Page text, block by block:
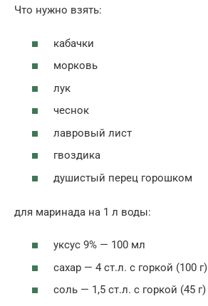
Что нужно взять:
кабачки
морковь
лук
чеснок
лавровый лист
гвоздика
душистый перец горошком
для маринада на 1 л воды:
уксус 9% — 100 мл
сахар — 4 ст.л. с горкой (100 г)
соль — 1,5 ст.л. с горкой (45 г)